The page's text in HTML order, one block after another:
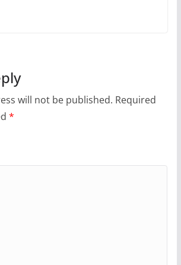
will not be published. Required
*